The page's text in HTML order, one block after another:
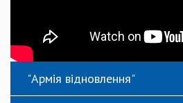
"Армія відновлення"